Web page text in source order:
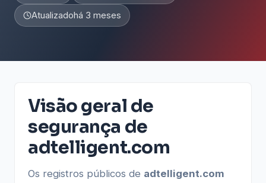
Atualizadohá 3 meses
Visão geral de
segurança de
adtelligent.com
Os registros públicos de adtelligent.com